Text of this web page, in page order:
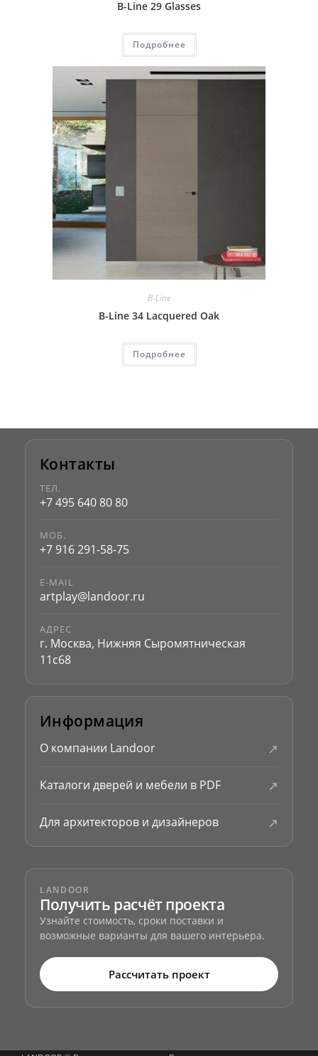
B-Line 29 Glasses
Подробнее
B-Line
B-Line 34 Lacquered Oak
Подробнее
Контакты
ТЕЛ.
+7 495 640 80 80
МОБ.
+7 916 291-58-75
E-MAIL
artplay@landoor.ru
АДРЕС
г. Москва, Нижняя Сыромятническая
11с68
Информация
О компании Landoor ↗
Каталоги дверей и мебели в PDF ↗
Для архитекторов и дизайнеров ↗
LANDOOR
Получить расчёт проекта
Узнайте стоимость, сроки поставки и
возможные варианты для вашего интерьера.
Рассчитать проект